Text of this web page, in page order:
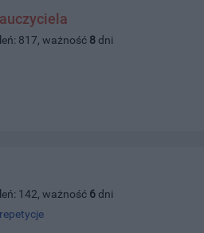
817, ważność 8 dni
142, ważność 6 dni